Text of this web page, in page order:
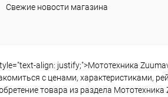
Свежие новости магазина
align: justify;">Мототехника
с ценами, характеристиками,
товара из раздела